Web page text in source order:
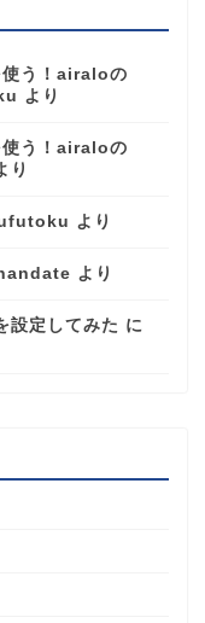
使う！airaloの
より
使う！airaloの
り
より
より
設定してみた に